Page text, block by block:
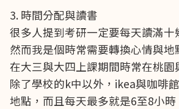
3. 時間分配與讀書
很多人提到考研一定要每天讀滿十
然而我是個時常需要轉換心情與
在大三與大四上課期間時常在桃園
除了學校的k中以外，ikea與咖啡
地點，而且每天最多就是6至8小